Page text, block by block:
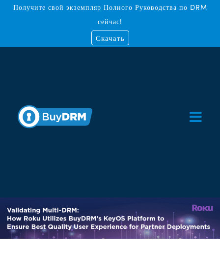
Получите свой экземпляр Полного Руководства по DRM
сейчас!
Скачать